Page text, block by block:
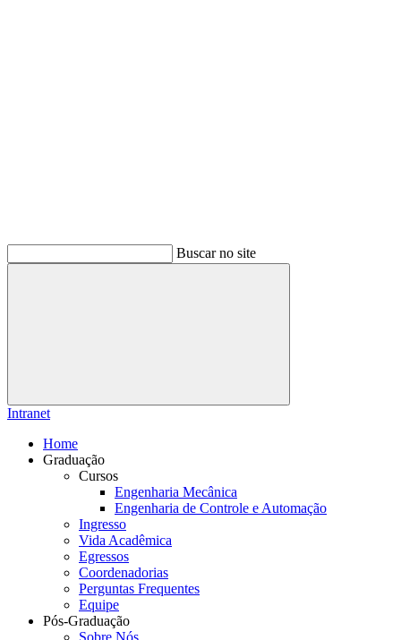
Buscar no site
Buscar
Intranet
Home
Graduação
Cursos
Engenharia Mecânica
Engenharia de Controle e Automação
Ingresso
Vida Acadêmica
Egressos
Coordenadorias
Perguntas Frequentes
Equipe
Pós-Graduação
Sobre Nós